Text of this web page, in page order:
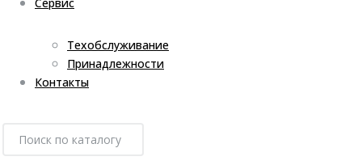
Техобслуживание
Принадлежности
Контакты